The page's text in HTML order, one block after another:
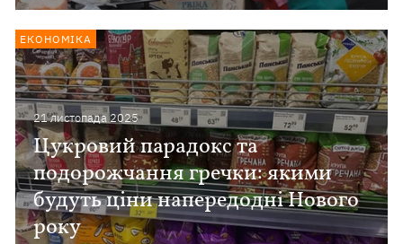
21 листопада 2025
Цукровий парадокс та
подорожчання гречки: якими
будуть ціни напередодні Нового
року
ЕКОНОМІКА